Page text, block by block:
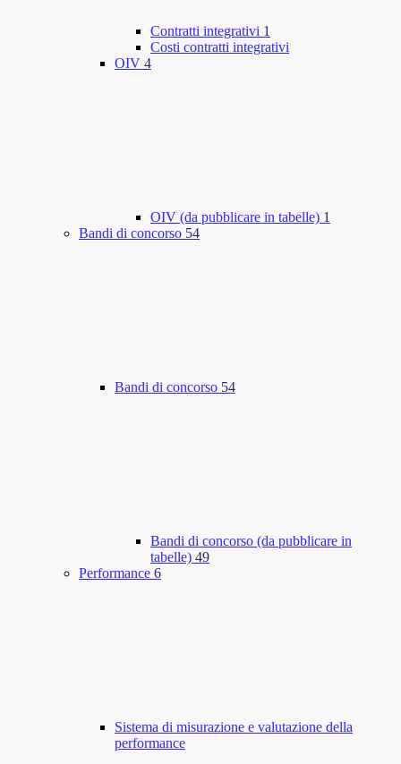
Contratti integrativi 1
Costi contratti integrativi
OIV 4
OIV (da pubblicare in tabelle) 1
Bandi di concorso 54
Bandi di concorso 54
Bandi di concorso (da pubblicare in
tabelle) 49
Performance 6
Sistema di misurazione e valutazione della
performance